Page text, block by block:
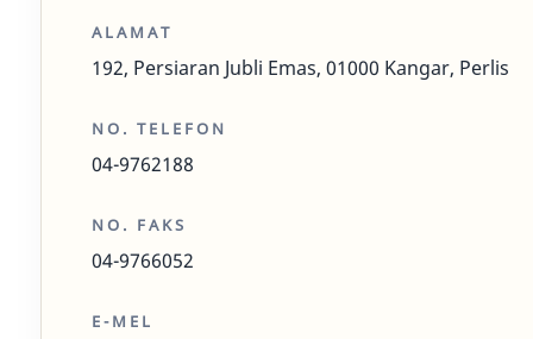
ALAMAT
192, Persiaran Jubli Emas, 01000 Kangar, Perlis
NO. TELEFON
04-9762188
NO. FAKS
04-9766052
E-MEL